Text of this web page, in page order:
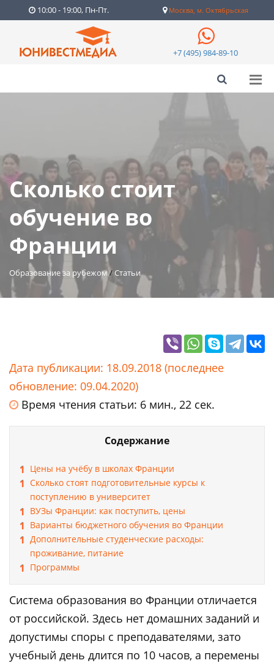
10:00 - 19:00, Пн-Пт. Москва, м. Октябрьская
+7 (495) 984-89-10
Сколько стоит
обучение во
Франции
Образование за рубежом/Статьи
Дата публикации: 18.09.2018 (последнее
обновление: 09.04.2020)
Время чтения статьи: 6 мин., 22 сек.
Содержание
Цены на учёбу в школах Франции
Сколько стоят подготовительные курсы к
поступлению в университет
ВУЗы Франции: как поступить, цены
Варианты бюджетного обучения во Франции
Дополнительные студенческие расходы:
проживание, питание
Программы
Система образования во Франции отличается
от российской. Здесь нет домашних заданий и
допустимы споры с преподавателями, зато
учебный день длится по 10 часов, а перемены